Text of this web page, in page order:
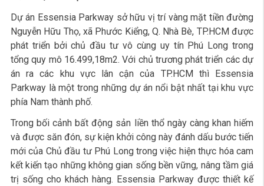
Dự án Essensia Parkway sở hữu vị trí vàng mặt tiền đường
Nguyễn Hữu Thọ, xã Phước Kiểng, Q. Nhà Bè, TP.HCM được
phát triển bởi chủ đầu tư vô cùng uy tín Phú Long trong
tổng quy mô 16.499,18m2. Với chủ trương phát triển các dự
án ra các khu vực lân cận của TP.HCM thì Essensia
Parkway là một trong những dự án nổi bật nhất tại khu vực
phía Nam thành phố.
Trong bối cảnh bất động sản liền thổ ngày càng khan hiếm
và được săn đón, sự kiện khởi công này đánh dấu bước tiến
mới của Chủ đầu tư Phú Long trong việc hiện thực hóa cam
kết kiến tạo những không gian sống bền vững, nâng tầm giá
trị sống cho khách hàng. Essensia Parkway được thiết kế